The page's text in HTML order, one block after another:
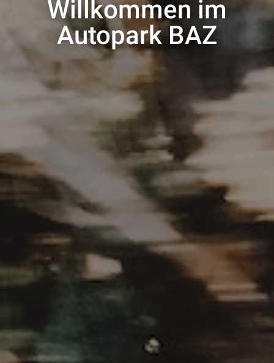
Willkommen im
Autopark BAZ